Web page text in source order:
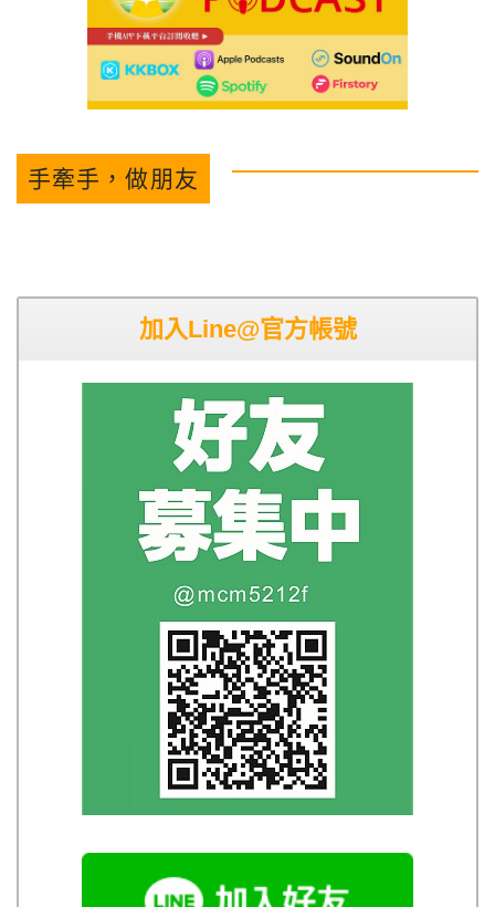
手牽手，做朋友
加入Line@官方帳號